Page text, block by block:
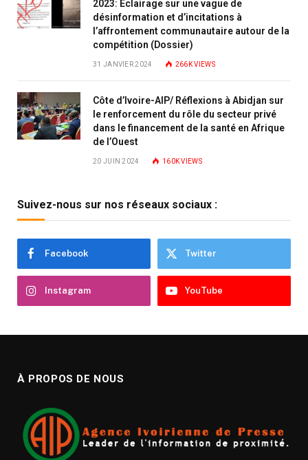
2023: Éclairage sur une vague de
désinformation et d’incitations à
l’affrontement communautaire autour de la
compétition (Dossier)
31 JANVIER 2024 266KVIEWS
Côte d’Ivoire-AIP/ Réflexions à Abidjan sur
le renforcement du rôle du secteur privé
dans le financement de la santé en Afrique
de l’Ouest
20 JUIN 2024 160KVIEWS
Suivez-nous sur nos réseaux sociaux :
Facebook Twitter
Instagram YouTube
À PROPOS DE NOUS